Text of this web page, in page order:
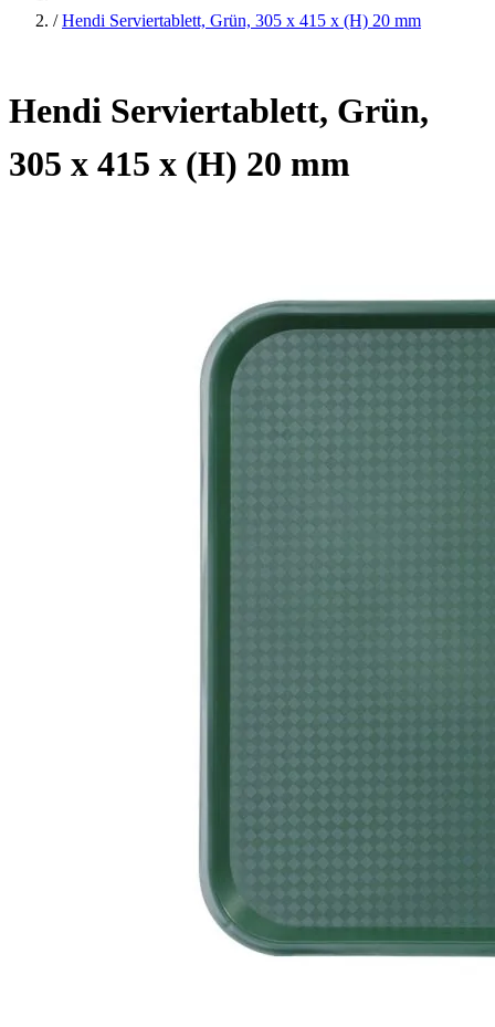
/ Hendi Serviertablett, Grün, 305 x 415 x (H) 20 mm
Hendi Serviertablett, Grün,
305 x 415 x (H) 20 mm